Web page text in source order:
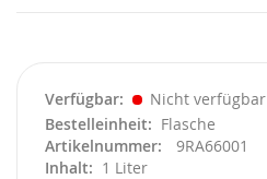
Verfügbar
Nicht verfügbar
Bestelleinheit
Flasche
Artikelnummer
9RA66001
Inhalt
1 Liter